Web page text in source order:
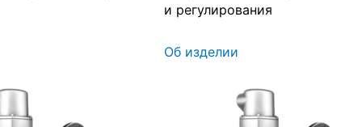
и регулирования
Об изделии